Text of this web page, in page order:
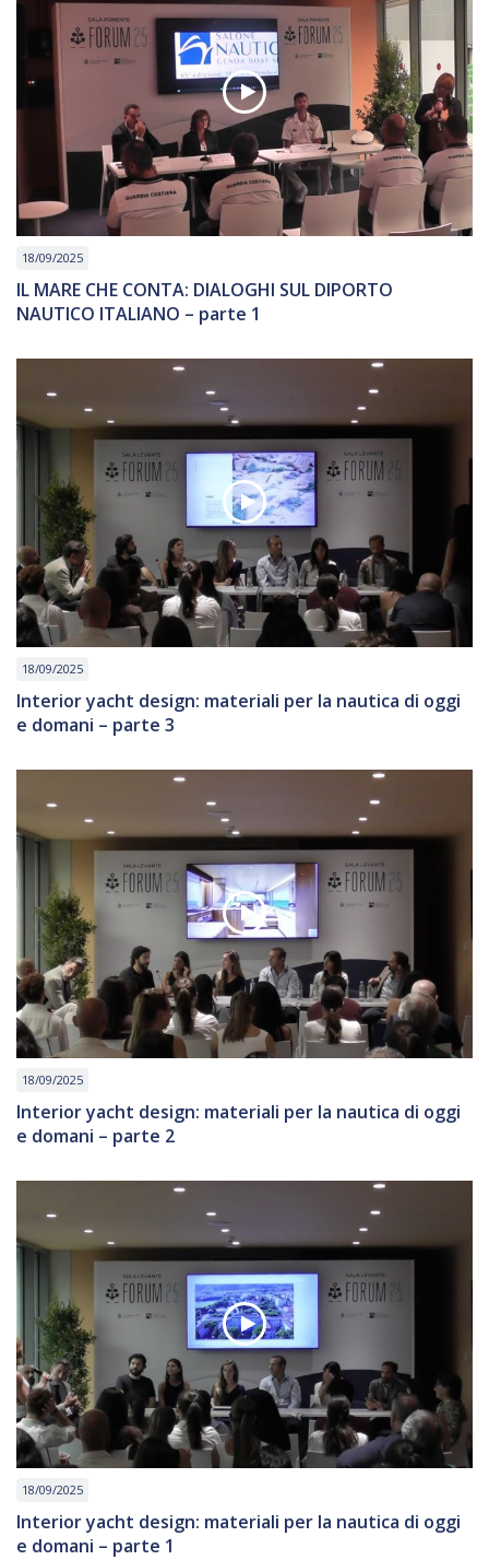
18/09/2025
IL MARE CHE CONTA: DIALOGHI SUL DIPORTO
NAUTICO ITALIANO – parte 1
18/09/2025
Interior yacht design: materiali per la nautica di oggi
e domani – parte 3
18/09/2025
Interior yacht design: materiali per la nautica di oggi
e domani – parte 2
18/09/2025
Interior yacht design: materiali per la nautica di oggi
e domani – parte 1